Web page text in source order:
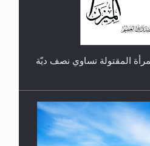
المقتولة تساوي نصف ديّة